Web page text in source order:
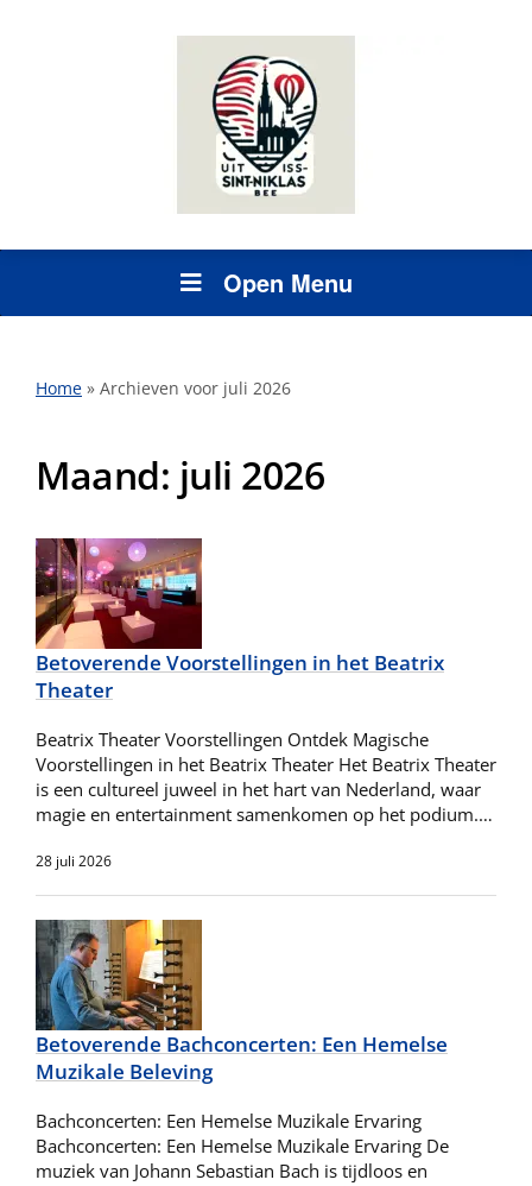
Open Menu
Home » Archieven voor juli 2026
Maand: juli 2026
Betoverende Voorstellingen in het Beatrix
Theater
Beatrix Theater Voorstellingen Ontdek Magische
Voorstellingen in het Beatrix Theater Het Beatrix Theater
is een cultureel juweel in het hart van Nederland, waar
magie en entertainment samenkomen op het podium.…
28 juli 2026
Betoverende Bachconcerten: Een Hemelse
Muzikale Beleving
Bachconcerten: Een Hemelse Muzikale Ervaring
Bachconcerten: Een Hemelse Muzikale Ervaring De
muziek van Johann Sebastian Bach is tijdloos en